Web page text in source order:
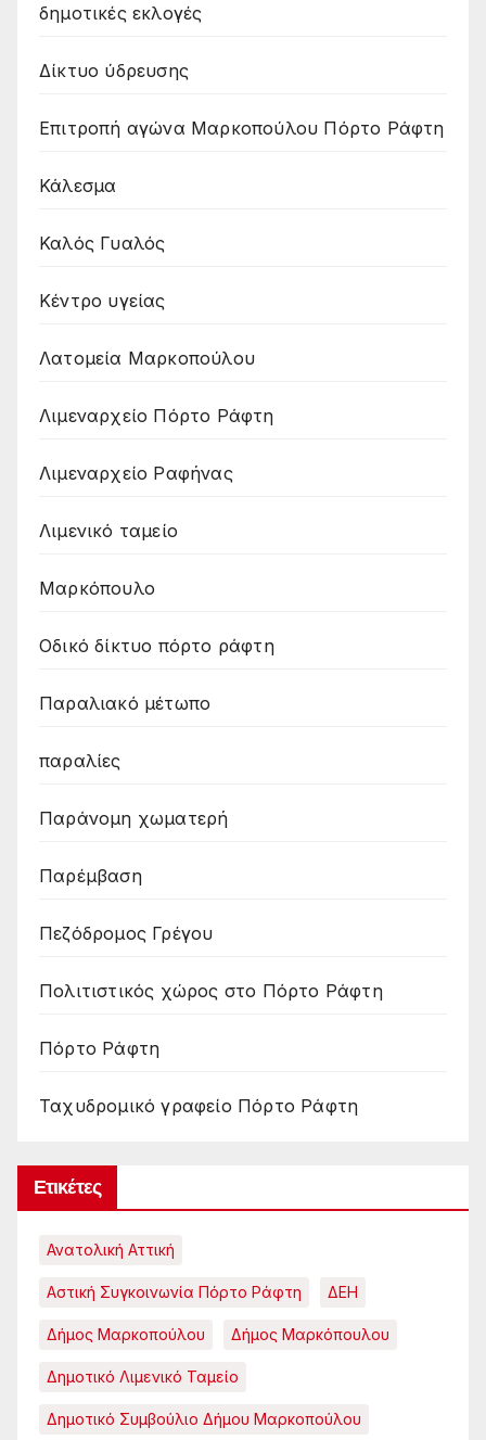
δημοτικές εκλογές
Δίκτυο ύδρευσης
Επιτροπή αγώνα Μαρκοπούλου Πόρτο Ράφτη
Κάλεσμα
Καλός Γυαλός
Κέντρο υγείας
Λατομεία Μαρκοπούλου
Λιμεναρχείο Πόρτο Ράφτη
Λιμεναρχείο Ραφήνας
Λιμενικό ταμείο
Μαρκόπουλο
Οδικό δίκτυο πόρτο ράφτη
Παραλιακό μέτωπο
παραλίες
Παράνομη χωματερή
Παρέμβαση
Πεζόδρομος Γρέγου
Πολιτιστικός χώρος στο Πόρτο Ράφτη
Πόρτο Ράφτη
Ταχυδρομικό γραφείο Πόρτο Ράφτη
Ετικέτες
Ανατολική Αττική
Αστική Συγκοινωνία Πόρτο Ράφτη ΔΕΗ
Δήμος Μαρκοπούλου Δήμος Μαρκόπουλου
Δημοτικό Λιμενικό Ταμείο
Δημοτικό Συμβούλιο Δήμου Μαρκοπούλου